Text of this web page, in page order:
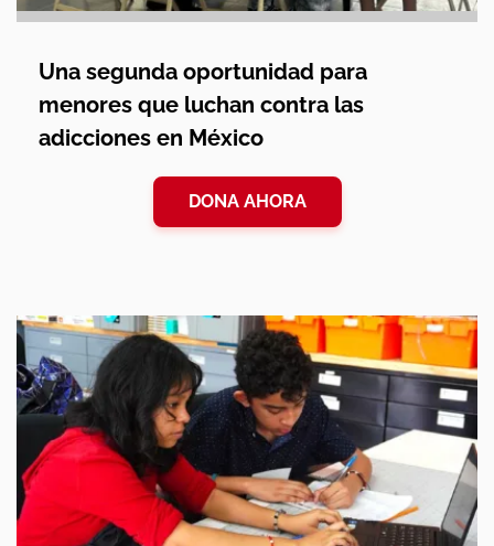
Una segunda oportunidad para
menores que luchan contra las
adicciones en México
DONA AHORA